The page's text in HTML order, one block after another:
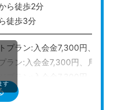
ら徒歩2分
徒歩3分
プラン:入会金7,300円、個
ラン:入会金7,300円、月額
ジプラン:入会金7,300円、月
す